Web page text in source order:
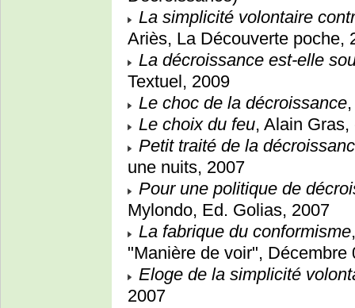
La simplicité volontaire
Ariès, La Découverte poche,
La décroissance est-elle
Textuel, 2009
Le choc de la décroissance
Le choix du feu, Alain
Petit traité de la
une nuits, 2007
Pour une politique de
Mylondo, Ed. Golias, 2007
La fabrique du conformisme
"Manière de voir", Décembre
Eloge de la simplicité
2007